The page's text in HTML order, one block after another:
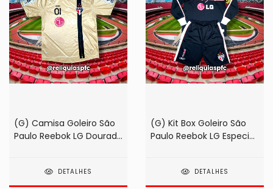
(G) Camisa Goleiro São
Paulo Reebok LG Dourada
DETALHES
(G) Kit Box Goleiro São
Paulo Reebok LG Especial
DETALHES